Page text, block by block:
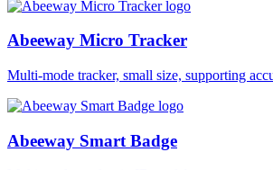
Abeeway Micro Tracker
Multi-mode tracker, small size, supporting
Abeeway Smart Badge